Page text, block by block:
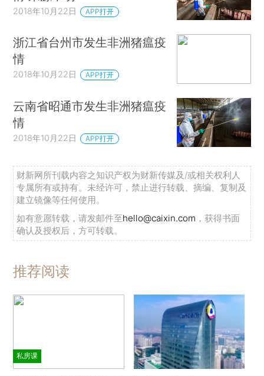
2018年10月22日 APP打开
浙江省台州市发生非洲猪瘟疫
情
2018年10月22日 APP打开
云南省昭通市发生非洲猪瘟疫
情
2018年10月22日 APP打开
财新网所刊载内容之知识产权为财新传媒及/或相关权利人
专属所有或持有。未经许可，禁止进行转载、摘编、复制及
建立镜像等任何使用。
如有意愿转载，请发邮件至hello@caixin.com ，获得书面
确认及授权后，方可转载。
推荐阅读
私房课